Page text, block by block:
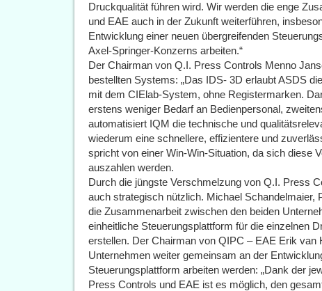
Druckqualität führen wird. Wir werden die enge
und EAE auch in der Zukunft weiterführen,
Entwicklung einer neuen übergreifenden
Axel-Springer-Konzerns arbeiten.“
Der Chairman von Q.I. Press Controls Menno
bestellten Systems: „Das IDS- 3D erlaubt ASDS
mit dem CIElab-System, ohne Registermarken.
erstens weniger Bedarf an Bedienpersonal,
automatisiert IQM die technische und
wiederum eine schnellere, effizientere und
spricht von einer Win-Win-Situation, da sich diese
auszahlen werden.
Durch die jüngste Verschmelzung von Q.I. Press
auch strategisch nützlich. Michael Schandelmaier,
die Zusammenarbeit zwischen den beiden
einheitliche Steuerungsplattform für die einzelnen
erstellen. Der Chairman von QIPC – EAE Erik van
Unternehmen weiter gemeinsam an der
Steuerungsplattform arbeiten werden: „Dank der
Press Controls und EAE ist es möglich, den